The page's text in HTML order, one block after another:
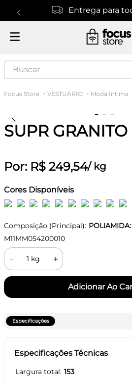
Entrega para
Buscar
VESTUÁRIO Moda Íntima
SUPR GRANITO
Por: R$ 249,54/ kg
Cores Disponíveis
Composição (Principal): POLIAMIDA:
M11MM054200010
＋
－
Especificações
Especificações Técnicas
Largura total 153